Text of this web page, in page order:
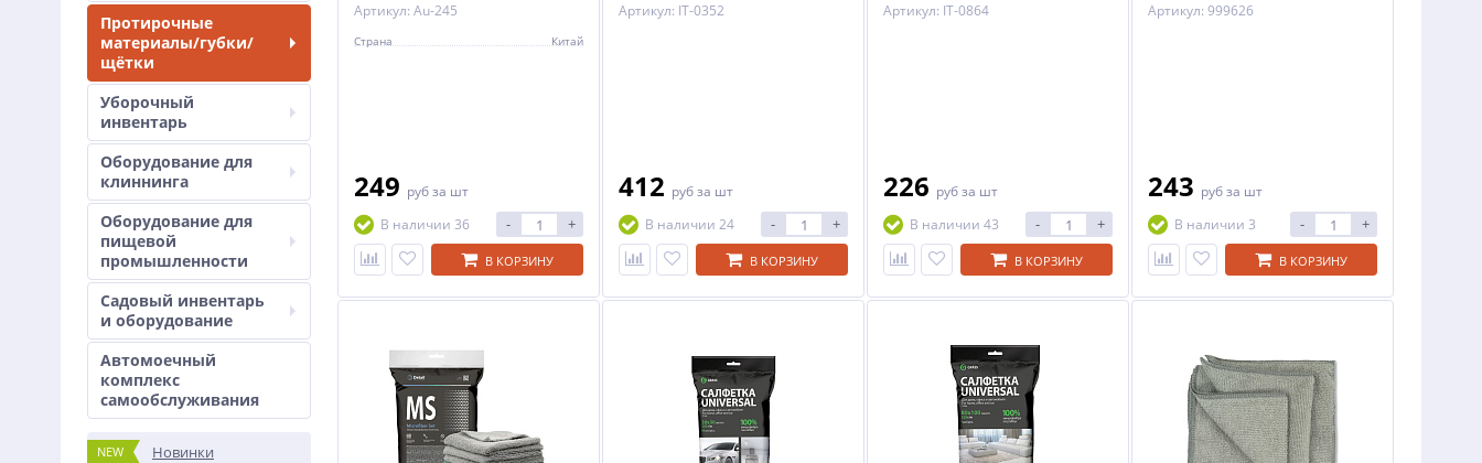
Протирочные
материалы/губки/
щётки
Уборочный
инвентарь
Оборудование для
клиннинга
Оборудование для
пищевой
промышленности
Садовый инвентарь
и оборудование
Автомоечный
комплекс
самообслуживания
NEW Новинки
Артикул: Au-245
Страна Китай
249 рубза шт
В наличии 36
- +
В КОРЗИНУ
Артикул: IT-0352
412 рубза шт
В наличии 24
- +
В КОРЗИНУ
Артикул: IT-0864
226 рубза шт
В наличии 43
- +
В КОРЗИНУ
Артикул: 999626
243 рубза шт
В наличии 3
- +
В КОРЗИНУ